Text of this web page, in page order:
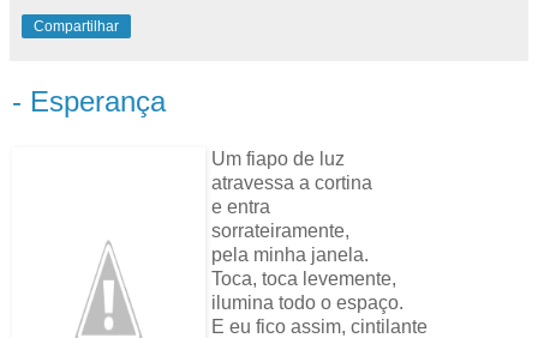
Compartilhar
- Esperança
Um fiapo de luz
atravessa a cortina
e entra
sorrateiramente,
pela minha janela.
Toca, toca levemente,
ilumina todo o espaço.
E eu fico assim, cintilante